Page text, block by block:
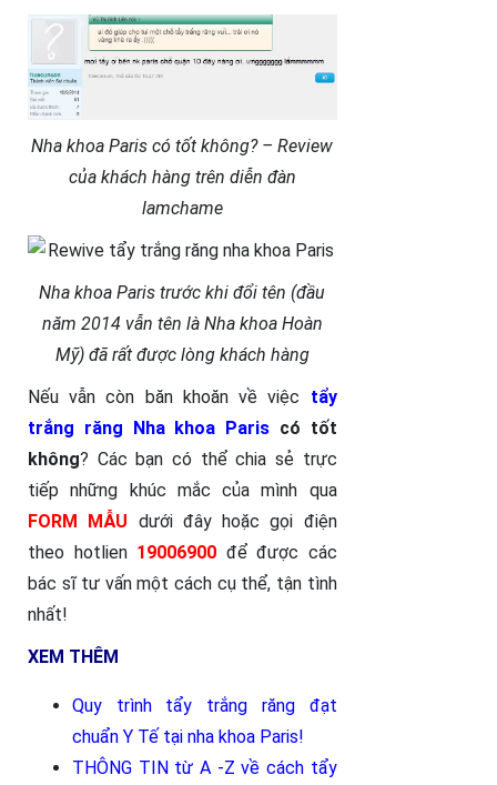
Nha khoa Paris có tốt không? – Review
của khách hàng trên diễn đàn
lamchame
Nha khoa Paris trước khi đổi tên (đầu
năm 2014 vẫn tên là Nha khoa Hoàn
Mỹ) đã rất được lòng khách hàng
Nếu vẫn còn băn khoăn về việc tẩy
trắng răng Nha khoa Paris có tốt
không? Các bạn có thể chia sẻ trực
tiếp những khúc mắc của mình qua
FORM MẪU dưới đây hoặc gọi điện
theo hotlien 19006900 để được các
bác sĩ tư vấn một cách cụ thể, tận tình
nhất!
XEM THÊM
Quy trình tẩy trắng răng đạt
chuẩn Y Tế tại nha khoa Paris!
THÔNG TIN từ A -Z về cách tẩy